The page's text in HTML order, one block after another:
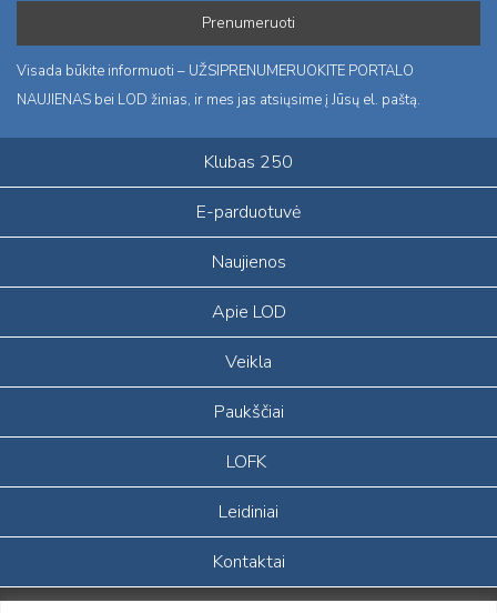
Visada būkite informuoti – UŽSIPRENUMERUOKITE PORTALO
NAUJIENAS bei LOD žinias, ir mes jas atsiųsime į Jūsų el. paštą.
Klubas 250
E-parduotuvė
Naujienos
Apie LOD
Veikla
Paukščiai
LOFK
Leidiniai
Kontaktai